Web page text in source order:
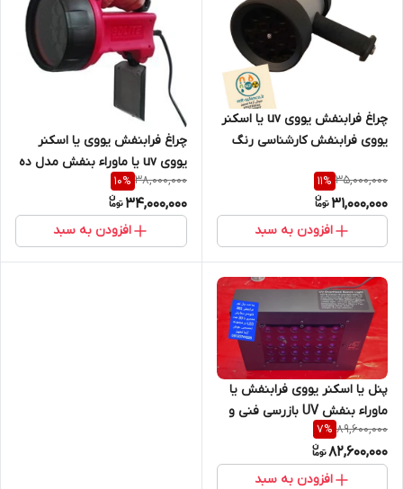
چراغ فرابنفش یووی uv یا اسکنر
یووی فرابنفش کارشناسی رنگ
35,000,000
11%
31,000,000
افزودن به سبد
چراغ فرابنفش یووی یا اسکنر
یووی uv یا ماوراء بنفش مدل ده
هزار وات ساخت تایوان مدل ده
هزار وات مخصوص کارشناسی
رنگ خودرو
38,000,000
10%
34,000,000
افزودن به سبد
پنل یا اسکنر یووی فرابنفش یا
ماوراء بنفش UV بازرسی فنی و
اتوماتیک
89,600,000
7%
82,600,000
افزودن به سبد